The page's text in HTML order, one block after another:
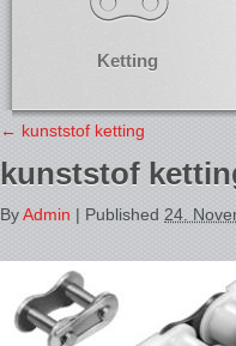
Ketting
← kunststof ketting
kunststof
ByAdmin | Published 24.